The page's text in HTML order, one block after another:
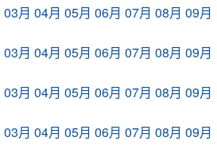
03月 04月 05月 06月 07月 08月 09月
03月 04月 05月 06月 07月 08月 09月
03月 04月 05月 06月 07月 08月 09月
03月 04月 05月 06月 07月 08月 09月